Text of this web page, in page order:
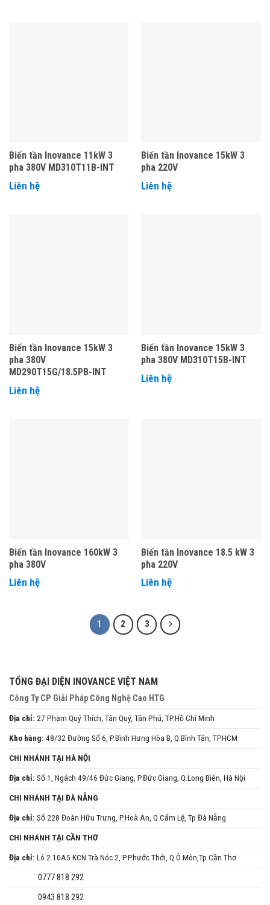
Biến tần Inovance 11kW 3
pha 380V MD310T11B-INT
Liên hệ
Biến tần Inovance 15kW 3
pha 220V
Liên hệ
Biến tần Inovance 15kW 3
pha 380V
MD290T15G/18.5PB-INT
Liên hệ
Biến tần Inovance 15kW 3
pha 380V MD310T15B-INT
Liên hệ
Biến tần Inovance 160kW 3
pha 380V
Liên hệ
Biến tần Inovance 18.5 kW 3
pha 220V
Liên hệ
1 2 3
TỔNG ĐẠI DIỆN INOVANCE VIỆT NAM
Công Ty CP Giải Pháp Công Nghệ Cao HTG
Địa chỉ: 27 Phạm Quý Thích, Tân Quý, Tân Phú, TP.Hồ Chí Minh
Kho hàng: 48/32 Đường Số 6, P.Bình Hưng Hòa B, Q.Bình Tân, TPHCM
CHI NHÁNH TẠI HÀ NỘI
Địa chỉ: Số 1, Ngách 49/46 Đức Giang, P.Đức Giang, Q.Long Biên, Hà Nội
CHI NHÁNH TẠI ĐÀ NẴNG
Địa chỉ: Số 228 Đoàn Hữu Trưng, P.Hoà An, Q.Cẩm Lệ, Tp Đà Nẵng
CHI NHÁNH TẠI CẦN THƠ
Địa chỉ: Lô 2.10A5 KCN Trà Nóc 2, P.Phước Thới, Q.Ô Môn,Tp Cần Thơ
0777 818 292
0943 818 292